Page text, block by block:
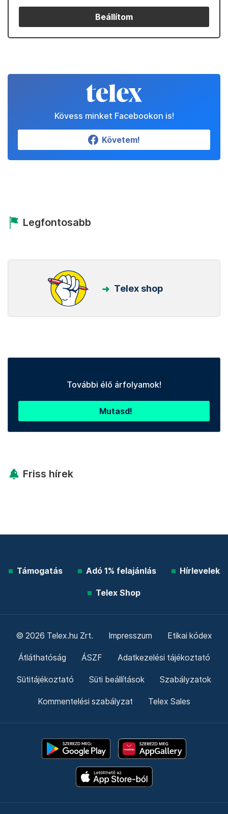
Beállítom
Kövess minket Facebookon is!
Követem!
Legfontosabb
Telex shop
További élő árfolyamok!
Mutasd!
Friss hírek
Támogatás Adó 1% felajánlás Hírlevelek
Telex Shop
© 2026 Telex.hu Zrt. Impresszum Etikai kódex
Átláthatóság ÁSZF Adatkezelési tájékoztató
Sütitájékoztató Süti beállítások Szabályzatok
Kommentelési szabályzat Telex Sales